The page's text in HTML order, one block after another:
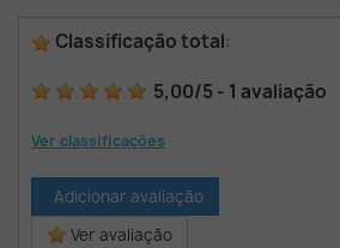
Classificação total:
5,00/5 - 1 avaliação
Ver classificações
Adicionar avaliação
Ver avaliação